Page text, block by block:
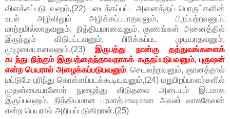
விளக்கப்படுபவனும்,(22) படைக்கப்பட்ட அனைத்துப் பொருட்களின்
உடல் அழிவிலும் அழிக்கப்படாதவனும், பிறப்பற்றவனும்,
மாற்றமில்லாதவனும், நித்தியமானவனும், குணங்கள் அனைத்தில்
இருந்தும் விடுபட்டவனும், பிரிக்கப்பட முடியாதவனும்,
முழுமையானவனும்,(23)இருபத்து நான்கு தத்துவங்களைக்
கடந்து நிற்கும் இருபத்தைந்தாவதாகக் கருதப்படுபவனும், புருஷன்
என்ற பெயரால் அழைக்கப்படுபவனும், செயலற்றவனும், ஞானத்தால்
மட்டுமே புரிந்து கொள்ளப்படக்கூடியவனும்,(24) மறுபிறப்பாளர்களில்
முதன்மையானோர் நுழைந்து விடுதலை அடையும் இடமாக
இருப்பவனும், நித்தியமான பரமாத்மாவுமான அவன் வாசுதேவன்
என்ற பெயரால் அறியப்படுகிறான்.(25)